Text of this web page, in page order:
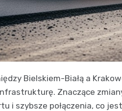
Bielskiem-Białą a
Znaczące
i szybsze połączenia, co